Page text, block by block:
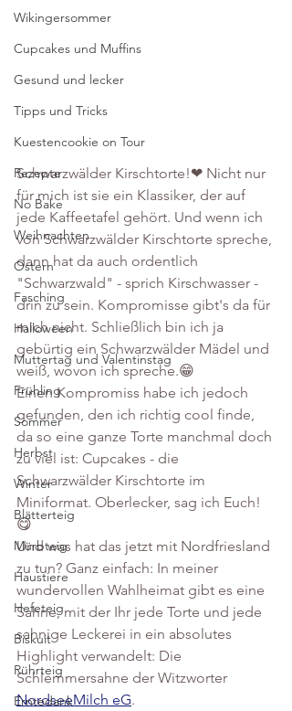
Wikingersommer
Cupcakes und Muffins
Gesund und lecker
Tipps und Tricks
Kuestencookie on Tour
Rezepte
No Bake
Weihnachten
Ostern
Fasching
Halloween
Muttertag und Valentinstag
Frühling
Sommer
Herbst
Winter
Blätterteig
Mürbteig
Haustiere
Hefeteig
Biskuit
Rührteig
Erntedank
Schwarzwälder Kirschtorte!❤ Nicht nur
für mich ist sie ein Klassiker, der auf
jede Kaffeetafel gehört. Und wenn ich
von Schwarzwälder Kirschtorte spreche,
dann hat da auch ordentlich
"Schwarzwald" - sprich Kirschwasser -
drin zu sein. Kompromisse gibt's da für
mich nicht. Schließlich bin ich ja
gebürtig ein Schwarzwälder Mädel und
weiß, wovon ich spreche.😁
Einen Kompromiss habe ich jedoch
gefunden, den ich richtig cool finde,
da so eine ganze Torte manchmal doch
zu viel ist: Cupcakes - die
Schwarzwälder Kirschtorte im
Miniformat. Oberlecker, sag ich Euch!
😋
Und was hat das jetzt mit Nordfriesland
zu tun? Ganz einfach: In meiner
wundervollen Wahlheimat gibt es eine
Sahne, mit der Ihr jede Torte und jede
sahnige Leckerei in ein absolutes
Highlight verwandelt: Die
Schlemmersahne der Witzworter
NordseeMilch eG.